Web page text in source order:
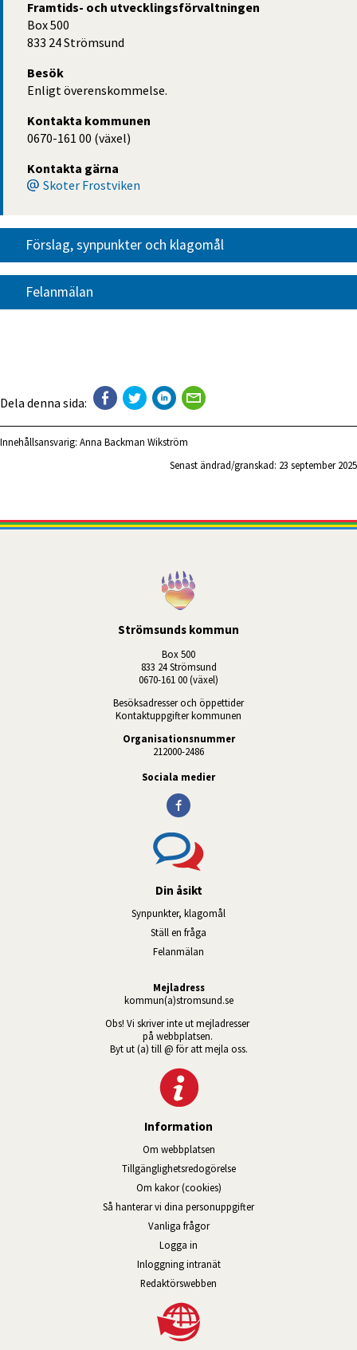
Framtids- och utvecklingsförvaltningen
Box 500
833 24 Strömsund
Besök
Enligt överenskommelse.
Kontakta kommunen
0670-161 00 (växel)
Kontakta gärna
Skoter Frostviken
Förslag, synpunkter och klagomål
Felanmälan
Dela denna sida:
Innehållsansvarig: Anna Backman Wikström
Senast ändrad/granskad: 23 september 2025
Strömsunds kommun
Box 500
833 24 Strömsund
0670-161 00 (växel)
Besöksadresser och öppettider
Kontaktuppgifter kommunen
Organisationsnummer
212000-2486
Sociala medier
Din åsikt
Synpunkter, klagomål
Ställ en fråga
Felanmälan
Mejladress
kommun(a)stromsund.se
Obs! Vi skriver inte ut mejladresser
på webbplatsen.
Byt ut (a) till @ för att mejla oss.
Information
Om webbplatsen
Tillgänglig­hets­redo­görelse
Om kakor (cookies)
Så hanterar vi dina personuppgifter
Vanliga frågor
Logga in
Inloggning intranätÖppnas i nytt fönster.
Redaktörswebben